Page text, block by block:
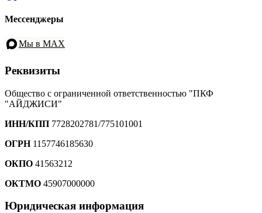
Мессенджеры
Мы в MAX
Реквизиты
Общество с ограниченной ответственностью "ПКФ
"АЙДЖИСИ"
ИНН/КПП 7728202781/775101001
ОГРН1157746185630
ОКПО 41563212
ОКТМО 45907000000
Юридическая информация